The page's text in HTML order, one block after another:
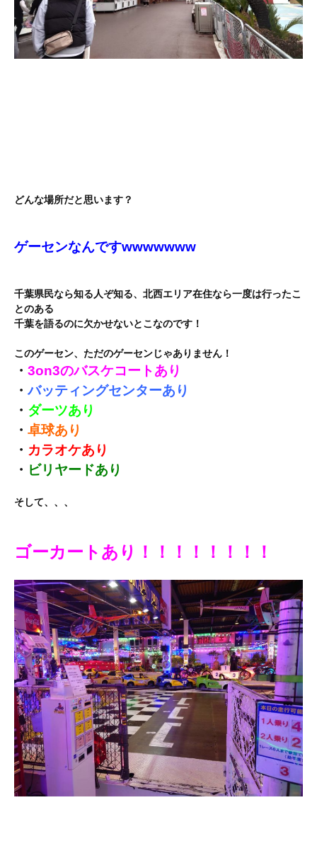
どんな場所だと思います？
ゲーセンなんですwwwwwww
千葉県民なら知る人ぞ知る、北西エリア在住なら一度は行ったこ
とのある
千葉を語るのに欠かせないとこなのです！
このゲーセン、ただのゲーセンじゃありません！
・ 3on3のバスケコートあり
・バッティングセンターあり
・ ダーツあり
・ 卓球あり
・ カラオケあり
・ ビリヤードあり
そして、、、
ゴーカートあり！！！！！！！！